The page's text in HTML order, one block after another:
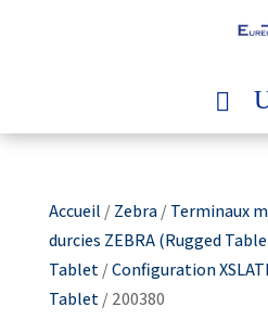
Accueil /Zebra/Terminaux
durcies ZEBRA (Rugged
Tablet/Configuration
Tablet/ 200380